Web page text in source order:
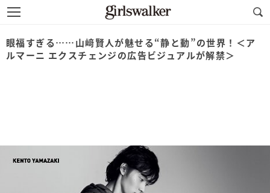
眼福すぎる……山﨑賢人が魅せる“静と動”の世界！＜ア
ルマーニ エクスチェンジの広告ビジュアルが解禁＞